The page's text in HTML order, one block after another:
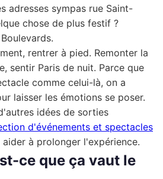
adresses sympas rue Saint-
chose de plus festif ?
rentrer à pied. Remonter la
sentir Paris de nuit. Parce que
comme celui-là, on a
laisser les émotions se poser.
idées de sorties
d'événements et spectacles
à prolonger l'expérience.
ce que ça vaut le